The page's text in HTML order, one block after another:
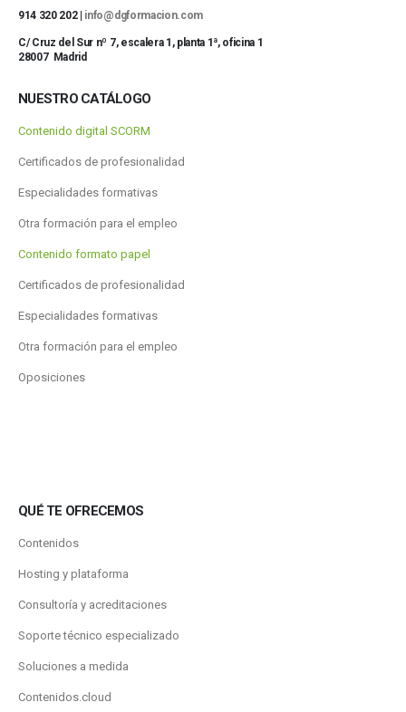
914 320 202 | info@dgformacion.com
C/ Cruz del Sur nº 7, escalera 1, planta 1ª, oficina 1
28007 Madrid
NUESTRO CATÁLOGO
Contenido digital SCORM
Certificados de profesionalidad
Especialidades formativas
Otra formación para el empleo
Contenido formato papel
Certificados de profesionalidad
Especialidades formativas
Otra formación para el empleo
Oposiciones
QUÉ TE OFRECEMOS
Contenidos
Hosting y plataforma
Consultoría y acreditaciones
Soporte técnico especializado
Soluciones a medida
Contenidos.cloud